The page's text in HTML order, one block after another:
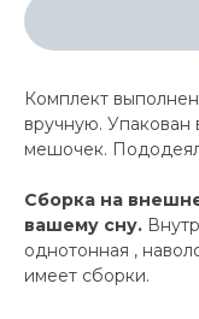
Комплект
вручную.
мешочек.
Сборка на
вашему сну.
однотонная ,
имеет сборки.